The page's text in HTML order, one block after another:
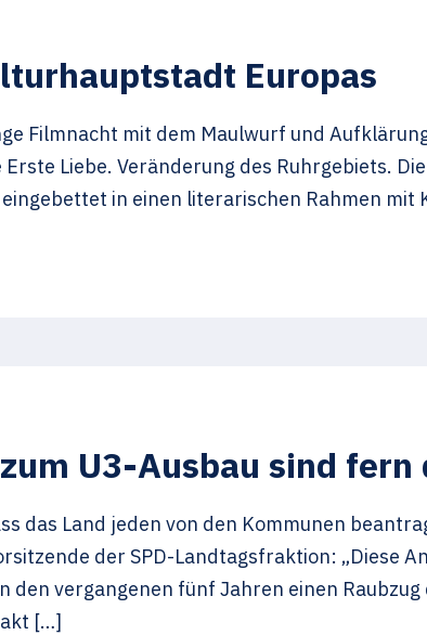
Europas
Filmnacht mit dem Maulwurf und
Liebe. Veränderung des Ruhrgebiets.
in einen literarischen Rahmen mit
U3-Ausbau sind fern
das Land jeden von den Kommunen
der SPD-Landtagsfraktion: „Diese
den vergangenen fünf Jahren einen
[…]